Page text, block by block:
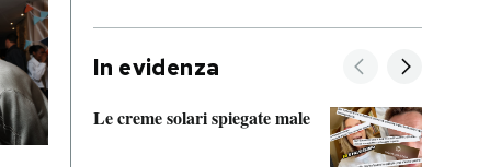
In evidenza
Le creme solari spiegate male